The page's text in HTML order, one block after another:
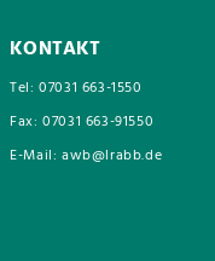
KONTAKT
Tel: 07031 663-1550
Fax: 07031 663-91550
E-Mail: awb@lrabb.de